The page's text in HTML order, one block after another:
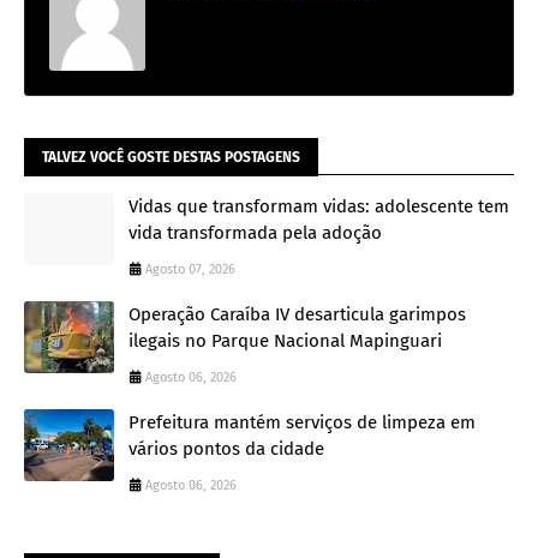
TALVEZ VOCÊ GOSTE DESTAS POSTAGENS
Vidas que transformam vidas: adolescente tem
vida transformada pela adoção
Agosto 07, 2026
Operação Caraíba IV desarticula garimpos
ilegais no Parque Nacional Mapinguari
Agosto 06, 2026
Prefeitura mantém serviços de limpeza em
vários pontos da cidade
Agosto 06, 2026